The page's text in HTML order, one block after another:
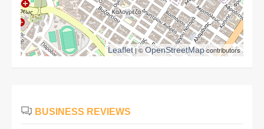
Leaflet| ©OpenStreetMapcontributors
BUSINESS REVIEWS